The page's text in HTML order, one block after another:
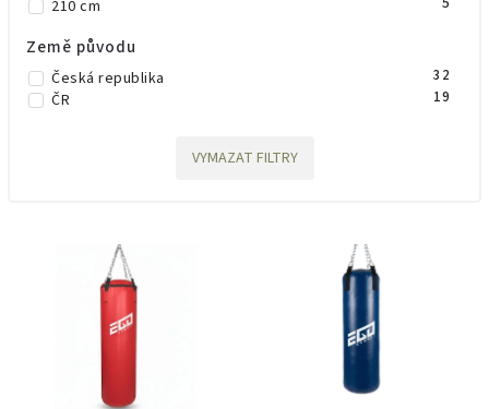
210 cm
Země původu
Česká republika 32
ČR 19
VYMAZAT FILTRY